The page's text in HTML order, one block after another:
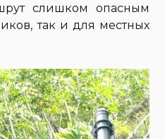
слишком опасным
так и для местных